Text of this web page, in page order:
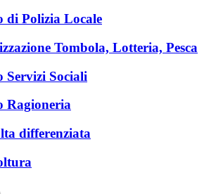
di Polizia Locale
Tombola, Lotteria, Pesca
Servizi Sociali
Ragioneria
differenziata